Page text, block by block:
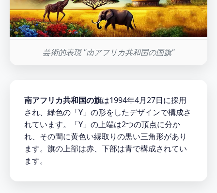
芸術的表現 "南アフリカ共和国の国旗"
南アフリカ共和国の旗は1994年4月27日に採用
され、緑色の「Y」の形をしたデザインで構成さ
れています。「Y」の上端は2つの頂点に分か
れ、その間に黄色い縁取りの黒い三角形があり
ます。旗の上部は赤、下部は青で構成されてい
ます。